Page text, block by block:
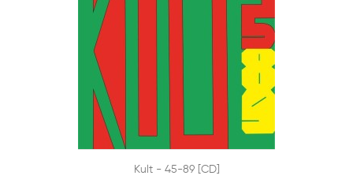
DODAJ DO KOSZYKA
 SZYBKI PODGLĄD
Kult - 45-89 [CD]